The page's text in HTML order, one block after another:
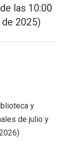
las 10:00
2025)
y
de julio y